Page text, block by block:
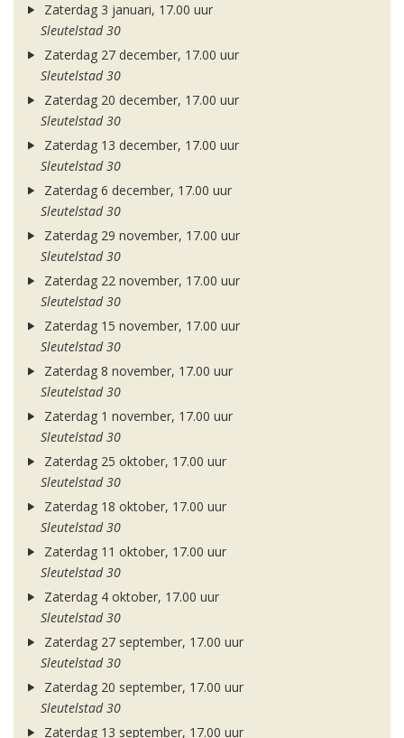
Zaterdag 3 januari, 17.00 uur
Sleutelstad 30
Zaterdag 27 december, 17.00 uur
Sleutelstad 30
Zaterdag 20 december, 17.00 uur
Sleutelstad 30
Zaterdag 13 december, 17.00 uur
Sleutelstad 30
Zaterdag 6 december, 17.00 uur
Sleutelstad 30
Zaterdag 29 november, 17.00 uur
Sleutelstad 30
Zaterdag 22 november, 17.00 uur
Sleutelstad 30
Zaterdag 15 november, 17.00 uur
Sleutelstad 30
Zaterdag 8 november, 17.00 uur
Sleutelstad 30
Zaterdag 1 november, 17.00 uur
Sleutelstad 30
Zaterdag 25 oktober, 17.00 uur
Sleutelstad 30
Zaterdag 18 oktober, 17.00 uur
Sleutelstad 30
Zaterdag 11 oktober, 17.00 uur
Sleutelstad 30
Zaterdag 4 oktober, 17.00 uur
Sleutelstad 30
Zaterdag 27 september, 17.00 uur
Sleutelstad 30
Zaterdag 20 september, 17.00 uur
Sleutelstad 30
Zaterdag 13 september, 17.00 uur